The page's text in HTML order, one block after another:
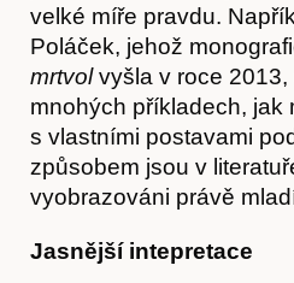
velké míře pravdu.
Poláček, jehož
mrtvolvyšla v roce
mnohých příkladech, jak
s vlastními postavami
způsobem jsou v
vyobrazováni právě
Jasnější intepretace